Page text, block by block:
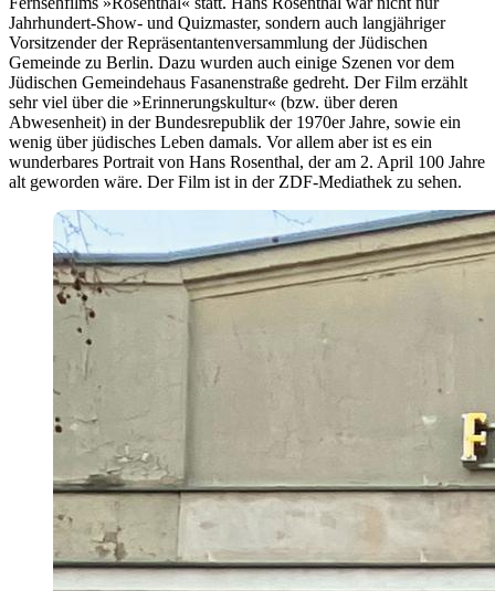
Jahrhundert-Show- und Quizmaster, sondern auch langjähriger
Vorsitzender der Repräsentantenversammlung der Jüdischen
Gemeinde zu Berlin. Dazu wurden auch einige Szenen vor dem
Jüdischen Gemeindehaus Fasanenstraße gedreht. Der Film erzählt
sehr viel über die »Erinnerungskultur« (bzw. über deren
Abwesenheit) in der Bundesrepublik der 1970er Jahre, sowie ein
wenig über jüdisches Leben damals. Vor allem aber ist es ein
wunderbares Portrait von Hans Rosenthal, der am 2. April 100 Jahre
alt geworden wäre. Der Film ist in der ZDF-Mediathek zu sehen.